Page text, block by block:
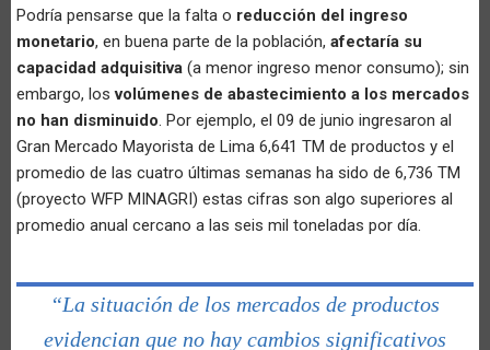
Podría pensarse que la falta o reducción del ingreso
monetario, en buena parte de la población, afectaría su
capacidad adquisitiva (a menor ingreso menor consumo); sin
embargo, losvolúmenes de abastecimiento a los mercados
no han disminuido. Por ejemplo, el 09 de junio ingresaron al
Gran Mercado Mayorista de Lima 6,641 TM de productos y el
promedio de las cuatro últimas semanas ha sido de 6,736 TM
(proyecto WFP MINAGRI) estas cifras son algo superiores al
promedio anual cercano a las seis mil toneladas por día.
“La situación de los mercados de productos
evidencian que no hay cambios significativos